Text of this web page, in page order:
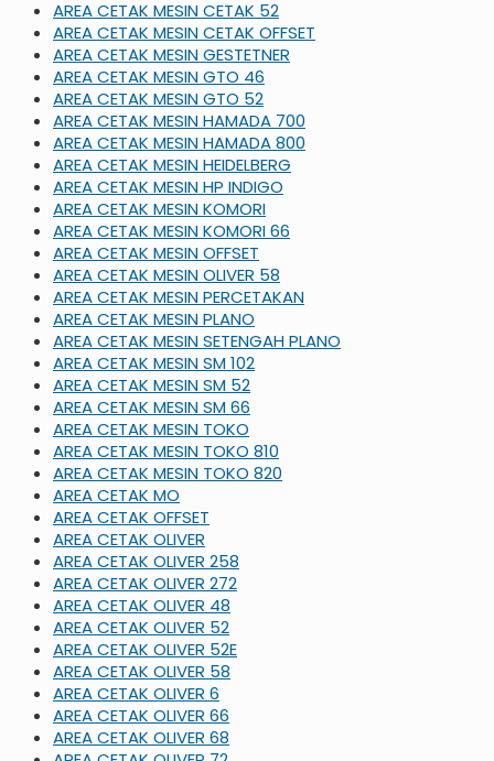
AREA CETAK MESIN CETAK 52
AREA CETAK MESIN CETAK OFFSET
AREA CETAK MESIN GESTETNER
AREA CETAK MESIN GTO 46
AREA CETAK MESIN GTO 52
AREA CETAK MESIN HAMADA 700
AREA CETAK MESIN HAMADA 800
AREA CETAK MESIN HEIDELBERG
AREA CETAK MESIN HP INDIGO
AREA CETAK MESIN KOMORI
AREA CETAK MESIN KOMORI 66
AREA CETAK MESIN OFFSET
AREA CETAK MESIN OLIVER 58
AREA CETAK MESIN PERCETAKAN
AREA CETAK MESIN PLANO
AREA CETAK MESIN SETENGAH PLANO
AREA CETAK MESIN SM 102
AREA CETAK MESIN SM 52
AREA CETAK MESIN SM 66
AREA CETAK MESIN TOKO
AREA CETAK MESIN TOKO 810
AREA CETAK MESIN TOKO 820
AREA CETAK MO
AREA CETAK OFFSET
AREA CETAK OLIVER
AREA CETAK OLIVER 258
AREA CETAK OLIVER 272
AREA CETAK OLIVER 48
AREA CETAK OLIVER 52
AREA CETAK OLIVER 52E
AREA CETAK OLIVER 58
AREA CETAK OLIVER 6
AREA CETAK OLIVER 66
AREA CETAK OLIVER 68